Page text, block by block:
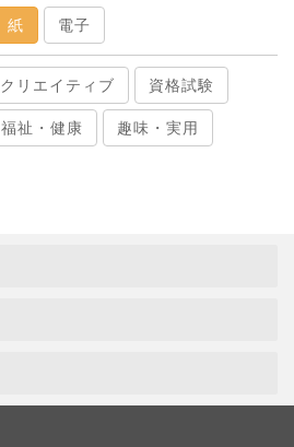
紙 電子
クリエイティブ 資格試験
福祉・健康 趣味・実用